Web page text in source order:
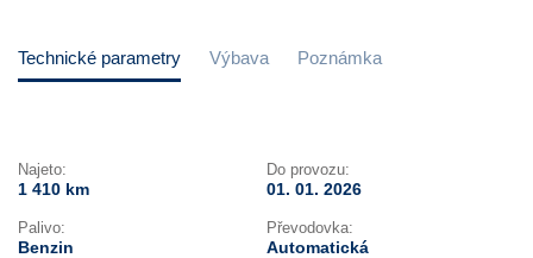
Technické parametry Výbava Poznámka
Najeto:
1 410 km
Do provozu:
01. 01. 2026
Palivo:
Benzin
Převodovka:
Automatická